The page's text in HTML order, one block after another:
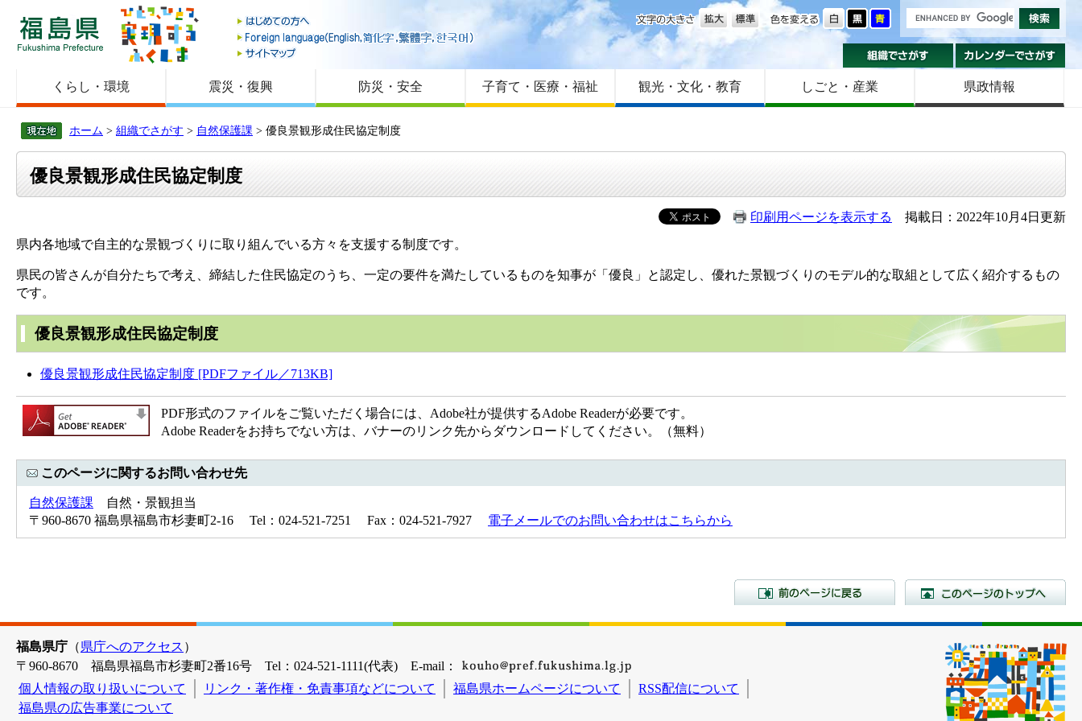
福島県
はじめての方へ
Foreign language
サイトマップ
色を変える
文字の大きさ
組織でさがす
くらし・環境 震災・復興 防災・安全 子育て・医療・福祉 観光・文化・教育 しごと・産業 県政情報
ホーム > 組織でさがす > 自然保護課 > 優良景観形成住民協定制度
優良景観形成住民協定制度
印刷用ページを表示する
掲載日：2022年10月4日更新
県内各地域で自主的な景観づくりに取り組んでいる方々を支援する制度です。
県民の皆さんが自分たちで考え、締結した住民協定のうち、一定の要件を満たしているものを知事が「優良」と認定し、優れた景観づくりのモデル的な取組として広く紹介するもの
です。
優良景観形成住民協定制度
優良景観形成住民協定制度 [PDFファイル／713KB]
PDF形式のファイルをご覧いただく場合には、Adobe社が提供するAdobe Readerが必要です。
Adobe Readerをお持ちでない方は、バナーのリンク先からダウンロードしてください。（無料）
このページに関するお問い合わせ先
自然保護課 自然・景観担当
〒960-8670 福島県福島市杉妻町2-16 Tel：024-521-7251 Fax：024-521-7927 電子メールでのお問い合わせはこちらから
前のページに戻る
福島県庁 （県庁へのアクセス ）
〒960-8670 福島県福島市杉妻町2番16号 Tel：024-521-1111(代表) E-mail：
個人情報の取り扱いについて
リンク・著作権・免責事項などについて 福島県ホームページについて
RSS配信について
福島県の広告事業について